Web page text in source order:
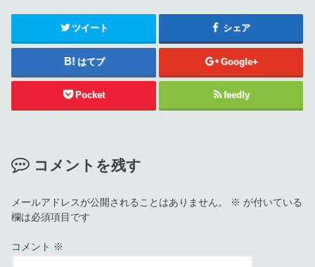
ツイート シェア
はてブ Google+
Pocket feedly
コメントを残す
メールアドレスが公開されることはありません。 ※ が付いている
欄は必須項目です
コメント ※